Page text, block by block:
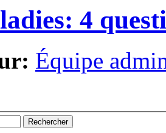
4
Équipe